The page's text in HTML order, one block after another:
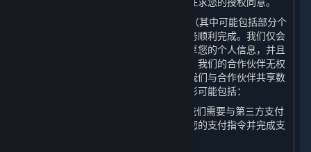
3. 我们可能会向合作伙伴共享您的数据（其中可能包括部分个
人信息），以保障为您提供的内容和服务顺利完成。我们仅会
出于合法、正当、必要、特定的目的共享您的个人信息，并且
只会共享提供内容和服务所必要的数据。我们的合作伙伴无权
将共享的个人信息用于任何其他用途。我们与合作伙伴共享数
据（其中可能包括部分个人信息）的情形可能包括：
（1） 为了实现平台的基本交易功能，我们需要与第三方支付
，以确认您的支付指令并完成支